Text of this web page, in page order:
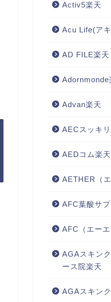
Activ5楽天
Acu Life(ア
AD FILE楽天
Adornmonde
Advan楽天
AECスッキ
AEDコム楽天
AETHER（
AFC葉酸サ
AFC（エー
AGAスキン
ース院楽天
AGAスキン